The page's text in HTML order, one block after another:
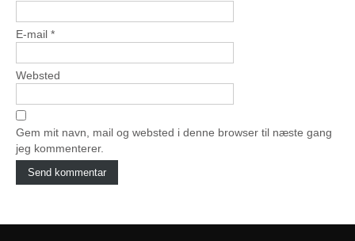
E-mail *
Websted
Gem mit navn, mail og websted i denne browser til næste gang
jeg kommenterer.